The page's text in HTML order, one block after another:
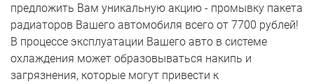
предложить Вам уникальную акцию - промывку пакета
радиаторов Вашего автомобиля всего от 7700 рублей!
В процессе эксплуатации Вашего авто в системе
охлаждения может образовываться накипь и
загрязнения, которые могут привести к